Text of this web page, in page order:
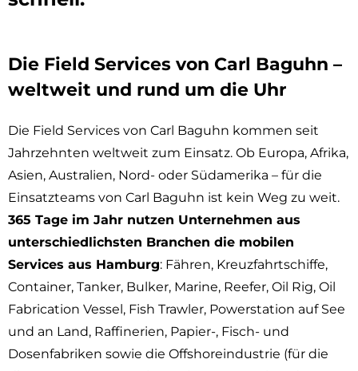
Die Field Services von Carl Baguhn –
weltweit und rund um die Uhr
Die Field Services von Carl Baguhn kommen seit
Jahrzehnten weltweit zum Einsatz. Ob Europa, Afrika,
Asien, Australien, Nord- oder Südamerika – für die
Einsatzteams von Carl Baguhn ist kein Weg zu weit.
365 Tage im Jahr nutzen Unternehmen aus
unterschiedlichsten Branchen die mobilen
Services aus Hamburg: Fähren, Kreuzfahrtschiffe,
Container, Tanker, Bulker, Marine, Reefer, Oil Rig, Oil
Fabrication Vessel, Fish Trawler, Powerstation auf See
und an Land, Raffinerien, Papier-, Fisch- und
Dosenfabriken sowie die Offshoreindustrie (für die